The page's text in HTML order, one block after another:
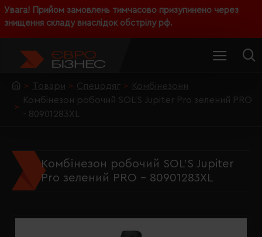
Увага! Прийом замовлень тимчасово призупинено через
знищення складу внаслідок обстрілу рф.
Товари Спецодяг
Комбінезони
Комбінезон робочий SOL'S Jupiter Pro зелений PRO
- 80901283XL
Комбінезон робочий SOL'S Jupiter
Pro зелений PRO - 80901283XL